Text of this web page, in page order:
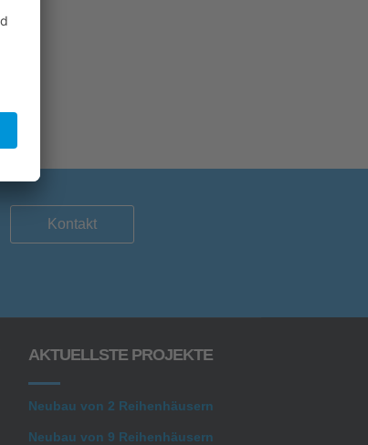
Kontakt
AKTUELLSTE PROJEKTE
Neubau von 2 Reihenhäusern
Neubau von 9 Reihenhäusern